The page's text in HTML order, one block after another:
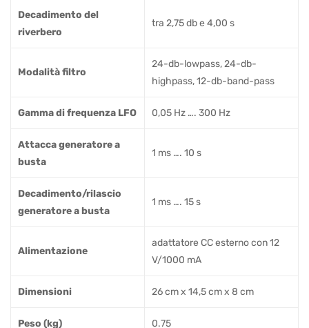
Decadimento del
riverbero
tra 2,75 db e 4,00 s
Modalità filtro
24-db-lowpass, 24-db-
highpass, 12-db-band-pass
Gamma di frequenza LFO 0,05 Hz …. 300 Hz
Attacca generatore a
busta
1 ms …. 10 s
Decadimento/rilascio
generatore a busta
1 ms …. 15 s
Alimentazione
adattatore CC esterno con 12
V/1000 mA
Dimensioni 26 cm x 14,5 cm x 8 cm
Peso (kg) 0.75